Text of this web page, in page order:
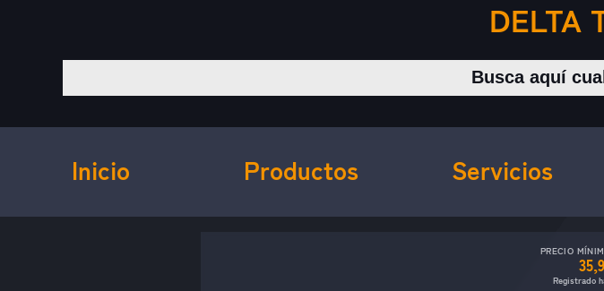
DELTA
Inicio Productos Servicios
PRECIO
Registrado